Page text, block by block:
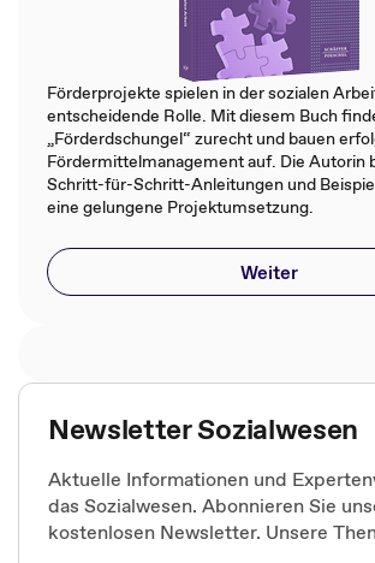
Förderprojekte spielen in der sozialen
entscheidende Rolle. Mit diesem Buch
„Förderdschungel“ zurecht und bauen
Fördermittelmanagement auf. Die Autorin
Schritt-für-Schritt-Anleitungen und
eine gelungene Projektumsetzung.
Weiter
Newsletter Sozialwesen
Aktuelle Informationen und
das Sozialwesen. Abonnieren Sie
kostenlosen Newsletter. Unsere